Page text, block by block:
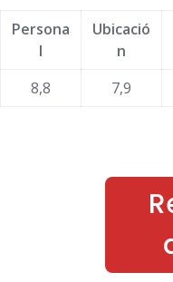
Persona
l
Ubicació
n
8,8
7,9